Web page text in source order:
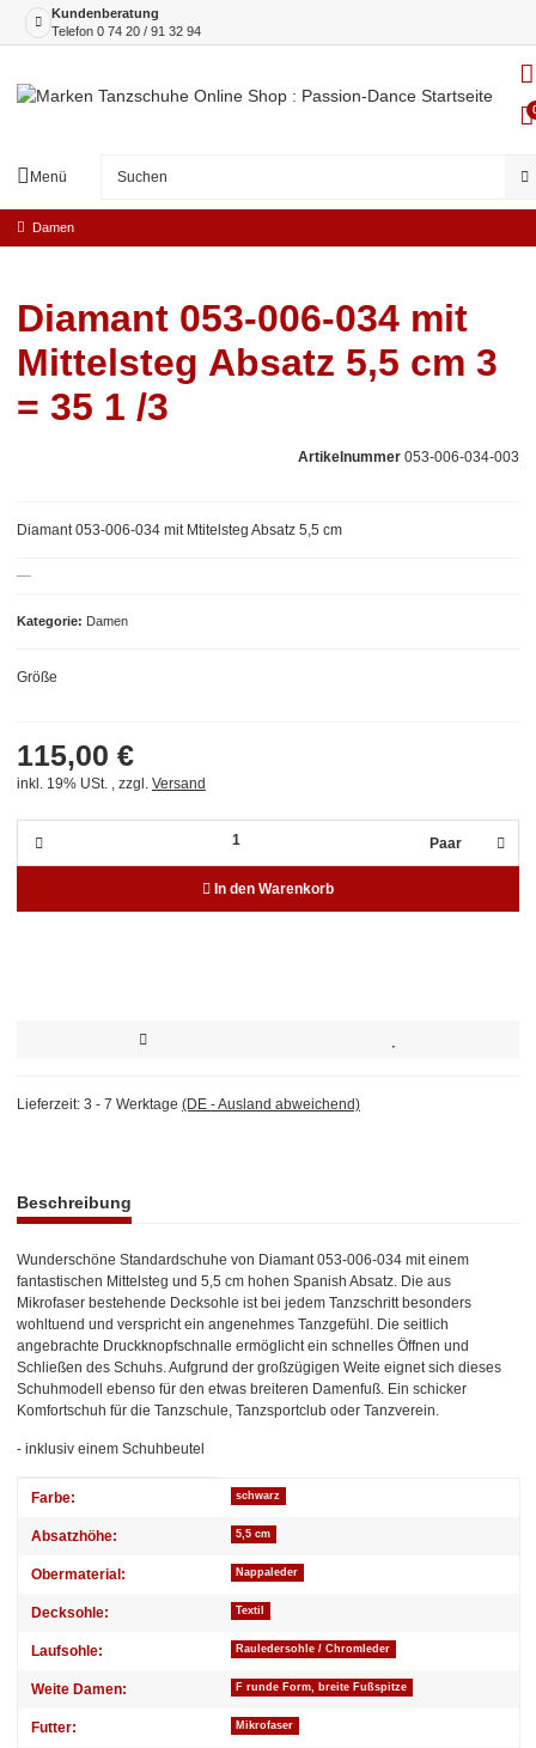
Kundenberatung
Telefon 0 74 20 / 91 32 94
Menü
Damen
Diamant 053-006-034 mit
Mittelsteg Absatz 5,5 cm 3
= 35 1 /3
Artikelnummer 053-006-034-003
Kategorie Damen
Diamant 053-006-034 mit Mtitelsteg Absatz 5,5 cm
Größe
115,00 €
inkl. 19% USt. , zzgl. Versand
Paar
In den Warenkorb
Lieferzeit: 3 - 7 Werktage (DE - Ausland abweichend)
Beschreibung
Wunderschöne Standardschuhe von Diamant 053-006-034 mit einem
fantastischen Mittelsteg und 5,5 cm hohen Spanish Absatz. Die aus
Mikrofaser bestehende Decksohle ist bei jedem Tanzschritt besonders
wohltuend und verspricht ein angenehmes Tanzgefühl. Die seitlich
angebrachte Druckknopfschnalle ermöglicht ein schnelles Öffnen und
Schließen des Schuhs. Aufgrund der großzügigen Weite eignet sich dieses
Schuhmodell ebenso für den etwas breiteren Damenfuß. Ein schicker
Komfortschuh für die Tanzschule, Tanzsportclub oder Tanzverein.
- inklusiv einem Schuhbeutel
Produkteigenschaft
Wert
Farbe: schwarz
Absatzhöhe: 5,5 cm
Obermaterial: Nappaleder
Decksohle: Textil
Laufsohle: Rauledersohle / Chromleder
Weite Damen: F runde Form, breite Fußspitze
Futter: Mikrofaser